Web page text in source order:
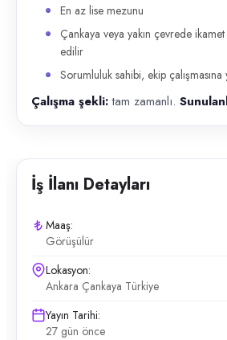
En az lise mezunu
Çankaya veya yakın çevrede
edilir
Sorumluluk sahibi, ekip çalışmasına
Çalışma şekli:tam zamanlı.
İş İlanı Detayları
Maaş:
Görüşülür
Lokasyon:
Ankara Çankaya Türkiye
Yayın Tarihi:
27 gün önce